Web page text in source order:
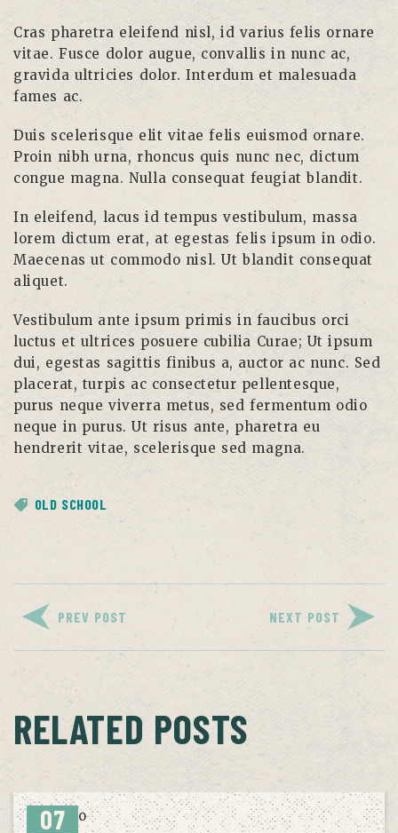
Cras pharetra eleifend nisl, id varius felis ornare
vitae. Fusce dolor augue, convallis in nunc ac,
gravida ultricies dolor. Interdum et malesuada
fames ac.
Duis scelerisque elit vitae felis euismod ornare.
Proin nibh urna, rhoncus quis nunc nec, dictum
congue magna. Nulla consequat feugiat blandit.
In eleifend, lacus id tempus vestibulum, massa
lorem dictum erat, at egestas felis ipsum in odio.
Maecenas ut commodo nisl. Ut blandit consequat
aliquet.
Vestibulum ante ipsum primis in faucibus orci
luctus et ultrices posuere cubilia Curae; Ut ipsum
dui, egestas sagittis finibus a, auctor ac nunc. Sed
placerat, turpis ac consectetur pellentesque,
purus neque viverra metus, sed fermentum odio
neque in purus. Ut risus ante, pharetra eu
hendrerit vitae, scelerisque sed magna.
OLD SCHOOL
PREV POST NEXT POST
RELATED POSTS
07